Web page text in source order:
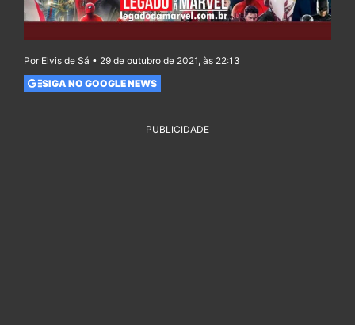
Por Elvis de Sá • 29 de outubro de 2021, às 22:13
SIGA NO GOOGLE NEWS
PUBLICIDADE